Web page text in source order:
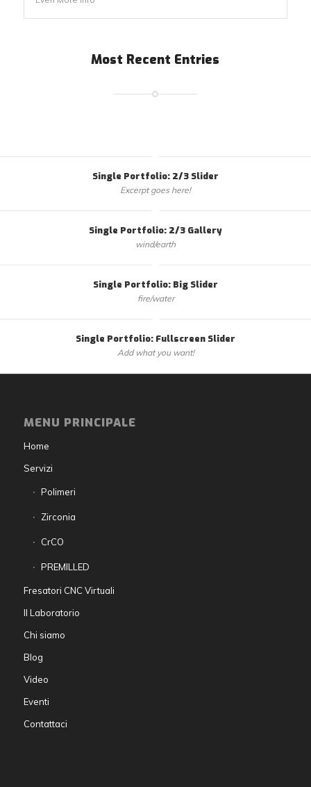
Most Recent Entries
Single Portfolio: 2/3 Slider
Excerpt goes here!
Single Portfolio: 2/3 Gallery
wind/earth
Single Portfolio: Big Slider
fire/water
Single Portfolio: Fullscreen Slider
Add what you want!
MENU PRINCIPALE
Home
Servizi
Polimeri
Zirconia
CrCO
PREMILLED
Fresatori CNC Virtuali
Il Laboratorio
Chi siamo
Blog
Video
Eventi
Contattaci